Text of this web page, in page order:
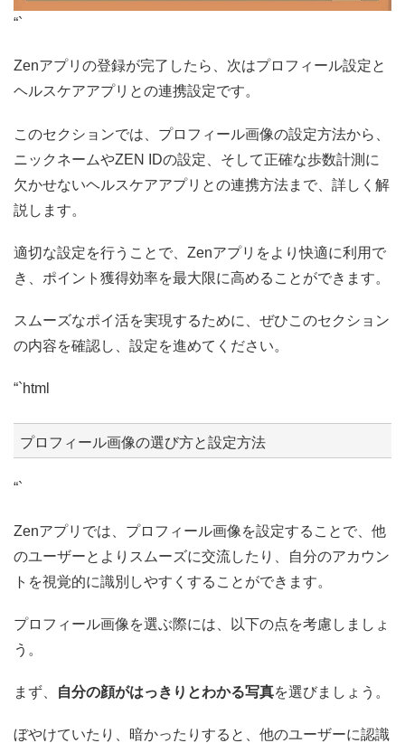
“`
Zenアプリの登録が完了したら、次はプロフィール設定と
ヘルスケアアプリとの連携設定です。
このセクションでは、プロフィール画像の設定方法から、
ニックネームやZEN IDの設定、そして正確な歩数計測に
欠かせないヘルスケアアプリとの連携方法まで、詳しく解
説します。
適切な設定を行うことで、Zenアプリをより快適に利用で
き、ポイント獲得効率を最大限に高めることができます。
スムーズなポイ活を実現するために、ぜひこのセクション
の内容を確認し、設定を進めてください。
“`html
プロフィール画像の選び方と設定方法
“`
Zenアプリでは、プロフィール画像を設定することで、他
のユーザーとよりスムーズに交流したり、自分のアカウン
トを視覚的に識別しやすくすることができます。
プロフィール画像を選ぶ際には、以下の点を考慮しましょ
う。
まず、 自分の顔がはっきりとわかる写真を選びましょう。
ぼやけていたり、暗かったりすると、他のユーザーに認識